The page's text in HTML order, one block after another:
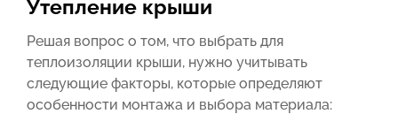
Утепление крыши
Решая вопрос о том, что выбрать для
теплоизоляции крыши, нужно учитывать
следующие факторы, которые определяют
особенности монтажа и выбора материала: